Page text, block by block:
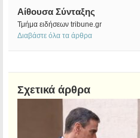
Αίθουσα Σύνταξης
Τμήμα ειδήσεων tribune.gr
Διαβάστε όλα τα άρθρα
Σχετικά άρθρα